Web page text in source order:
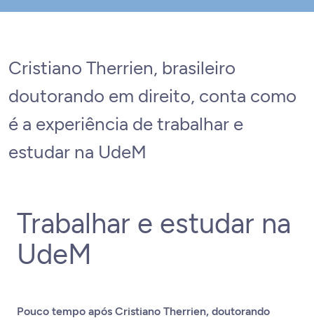
Cristiano Therrien, brasileiro
doutorando em direito, conta como
é a experiência de trabalhar e
estudar na UdeM
Trabalhar e estudar na
UdeM
Pouco tempo após Cristiano Therrien, doutorando